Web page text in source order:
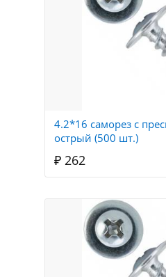
4.2*16 саморез с
острый (500 шт.)
₽ 262